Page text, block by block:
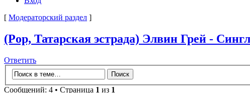
[ Модераторский раздел ]
(Pop, Татарская эстрада) Элвин Грей -
Ответить
Сообщений: 4 • Страница 1 из 1